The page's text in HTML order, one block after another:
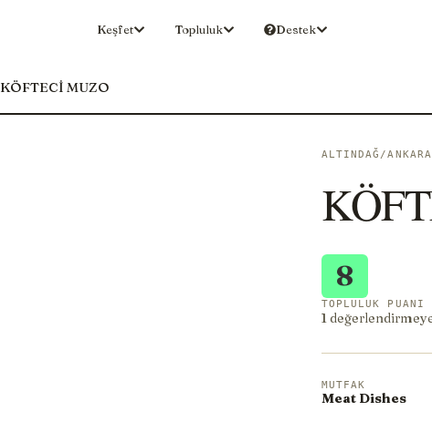
Keşfet Topluluk Destek
KÖFTECİ MUZO
ALTINDAĞ/
8
TOPLULUK PUANI
1
MUTFAK
Meat Dishes